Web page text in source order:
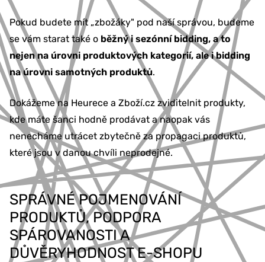
Pokud budete mít „zbožáky" pod naší správou, budeme
se vám starat také o běžný i sezónní bidding, a to
nejen na úrovni produktových kategorií, ale i bidding
na úrovni samotných produktů.
Dokážeme na Heurece a Zboží.cz zviditelnit produkty,
kde máte šanci hodně prodávat a naopak vás
nenecháme utrácet zbytečně za propagaci produktů,
které jsou v danou chvíli neprodejné.
SPRÁVNÉ POJMENOVÁNÍ
PRODUKTŮ, PODPORA
SPÁROVANOSTI A
DŮVĚRYHODNOST E-SHOPU